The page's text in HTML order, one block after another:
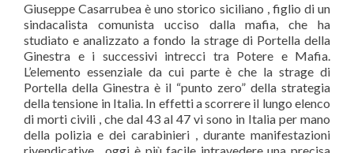
Giuseppe Casarrubea è uno storico siciliano , figlio di un
sindacalista comunista ucciso dalla mafia, che ha
studiato e analizzato a fondo la strage di Portella della
Ginestra e i successivi intrecci tra Potere e Mafia.
L’elemento essenziale da cui parte è che la strage di
Portella della Ginestra è il “punto zero” della strategia
della tensione in Italia. In effetti a scorrere il lungo elenco
di morti civili , che dal 43 al 47 vi sono in Italia per mano
della polizia e dei carabinieri , durante manifestazioni